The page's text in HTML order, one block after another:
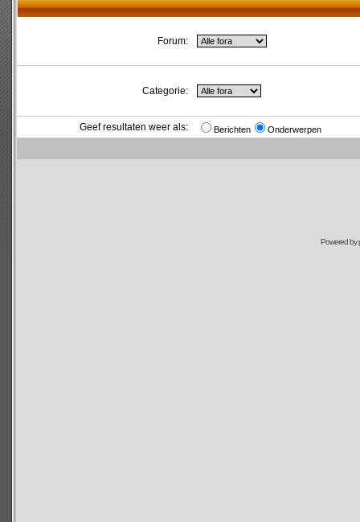
Forum:
Categorie:
Geef resultaten weer als: Berichten Onderwerpen
Powered by